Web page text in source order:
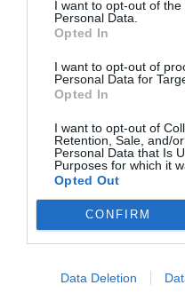
I want to opt-out of the
Personal Data.
Opted In
I want to opt-out of
Personal Data for
Opted In
I want to opt-out of
Retention, Sale, and/
Personal Data that Is
Purposes for which it
Opted Out
CONFIRM
Data Deletion